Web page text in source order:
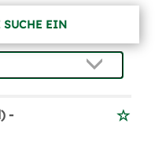
EIN
-